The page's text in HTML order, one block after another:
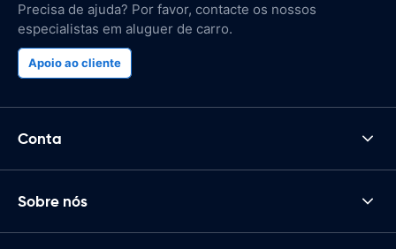
Precisa de ajuda? Por favor, contacte os nossos
especialistas em aluguer de carro.
Apoio ao cliente
Conta
Sobre nós